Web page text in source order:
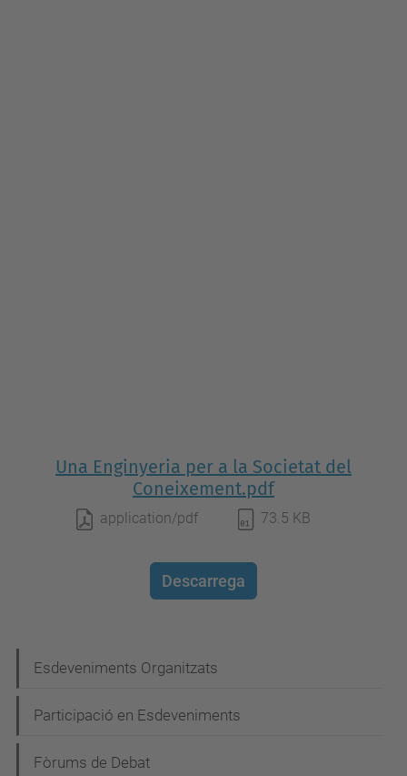
Una Enginyeria per a la Societat del
Coneixement.pdf
application/pdf 73.5 KB
Descarrega
a
v
Esdeveniments Organitzats
Participació en Esdeveniments
Fòrums de Debat